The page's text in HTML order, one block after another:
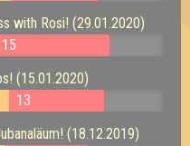
with Rosi! (29.01.2020)
15
(15.01.2020)
13
(18.12.2019)